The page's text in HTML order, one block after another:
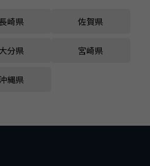
崎県 佐賀県
大分県 宮崎県
縄県